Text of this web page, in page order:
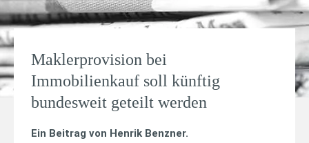
Maklerprovision bei
Immobilienkauf soll künftig
bundesweit geteilt werden
Ein Beitrag von Henrik Benzner.